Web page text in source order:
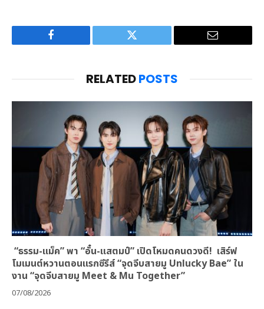
Facebook Twitter Email
RELATEDPOSTS
“ธรรม-แม็ค” พา “อั๋น-แสตมป์” เปิดโหมดคนดวงดี! เสิร์ฟ
โมเมนต์หวานตอนแรกซีรีส์ “จุดจีบสายมู Unlucky Bae” ใน
งาน “จุดจีบสายมู Meet & Mu Together”
07/08/2026